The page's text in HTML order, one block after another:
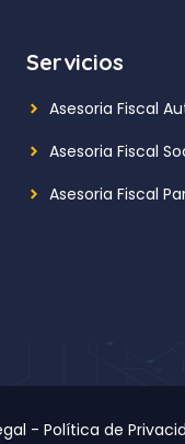
Servicios
Asesoria Fiscal
Asesoria Fiscal
Asesoria Fiscal
- Política de